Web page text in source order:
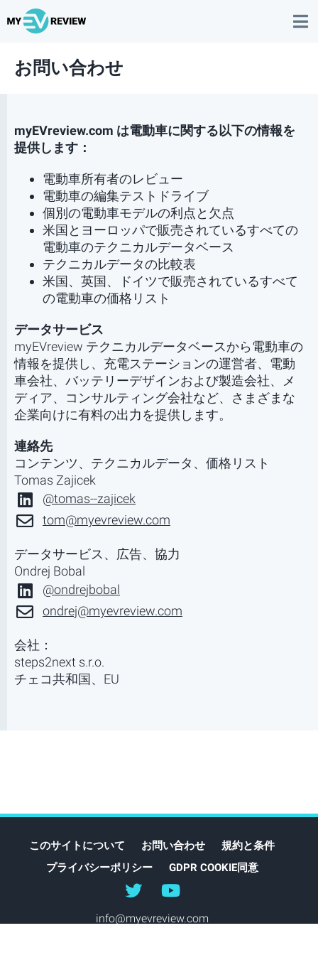
お問い合わせ
myEVreview.com は電動車に関する以下の情報を
提供します：
電動車所有者のレビュー
電動車の編集テストドライブ
個別の電動車モデルの利点と欠点
米国とヨーロッパで販売されているすべての
電動車のテクニカルデータベース
テクニカルデータの比較表
米国、英国、ドイツで販売されているすべて
の電動車の価格リスト
データサービス
myEVreview テクニカルデータベースから電動車の
情報を提供し、充電ステーションの運営者、電動
車会社、バッテリーデザインおよび製造会社、メ
ディア、コンサルティング会社など、さまざまな
企業向けに有料の出力を提供します。
連絡先
コンテンツ、テクニカルデータ、価格リスト
Tomas Zajicek
@tomas--zajicek
tom@myevreview.com
データサービス、広告、協力
Ondrej Bobal
@ondrejbobal
ondrej@myevreview.com
会社：
steps2next s.r.o.
チェコ共和国、EU
このサイトについて お問い合わせ
規約と条件
プライバシーポリシー
GDPR COOKIE同意
@myEVreview
info@myevreview.com